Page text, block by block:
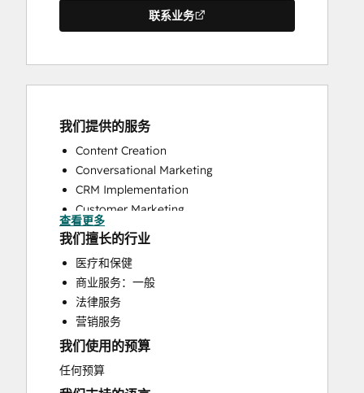
联系业务
我们提供的服务
Content Creation
Conversational Marketing
CRM Implementation
Customer Marketing
Customer Survey and Analysis
Email Marketing
Full Inbound Marketing Services
Paid Advertising
Programmable Automation
查看更多
我们擅长的行业
医疗和保健
商业服务：一般
法律服务
营销服务
我们使用的预算
任何预算